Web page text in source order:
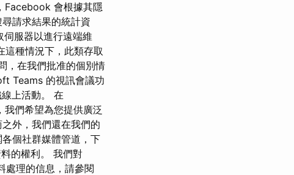
Facebook 會根據其隱
請求結果的統計資
服器以進行遠端維
這種情況下，此類存取
，在我們批准的個別情
Teams 的視訊會議功
上活動。 在
們希望為您提供廣泛
外，我們還在我們的
個社群媒體管道，下
的權利。 我們對
處理的信息，請參閱